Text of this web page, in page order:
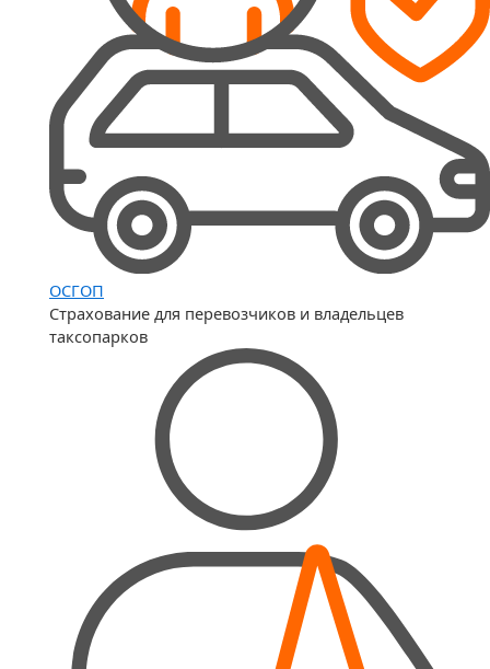
ОСГОП
Страхование для перевозчиков и владельцев
таксопарков